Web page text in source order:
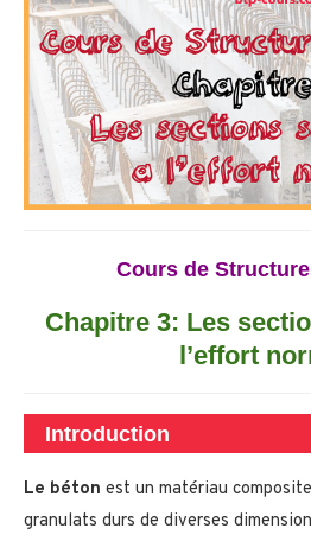
Cours de
Chapitre 3: Les
l’effort
Introduction
Le béton est un matériau
granulats durs de diverses